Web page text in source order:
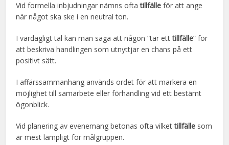
Vid formella inbjudningar nämns oftatillfälle för att ange
när något ska ske i en neutral ton.
I vardagligt tal kan man säga att någon “tar etttillfälle” för
att beskriva handlingen som utnyttjar en chans på ett
positivt sätt.
I affärssammanhang används ordet för att markera en
möjlighet till samarbete eller förhandling vid ett bestämt
ögonblick.
Vid planering av evenemang betonas ofta vilkettillfälle som
är mest lämpligt för målgruppen.